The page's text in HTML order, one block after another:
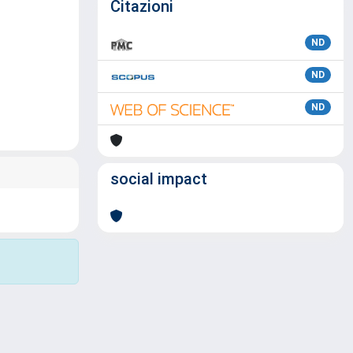
Citazioni
ND
ND
ND
social impact